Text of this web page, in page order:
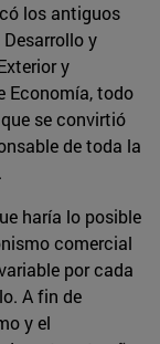
los antiguos
y
y
Economía, todo
se convirtió
de toda la
haría lo posible
comercial
por cada
A fin de
y el